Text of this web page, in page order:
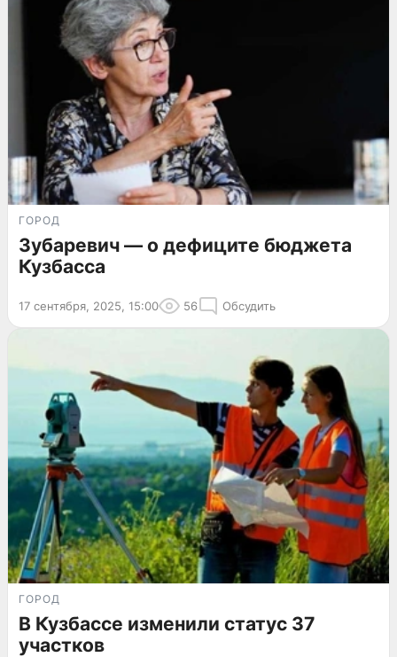
ГОРОД
Зубаревич — о дефиците бюджета
Кузбасса
17 сентября, 2025, 15:00 56 Обсудить
ГОРОД
В Кузбассе изменили статус 37
участков